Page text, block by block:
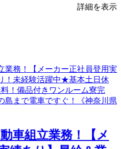
詳細を表示
車組立業務！【メ